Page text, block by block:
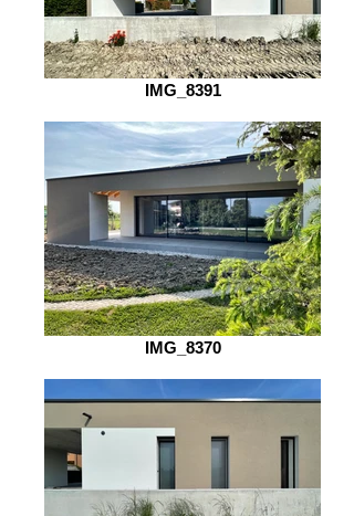
IMG_8391
IMG_8370